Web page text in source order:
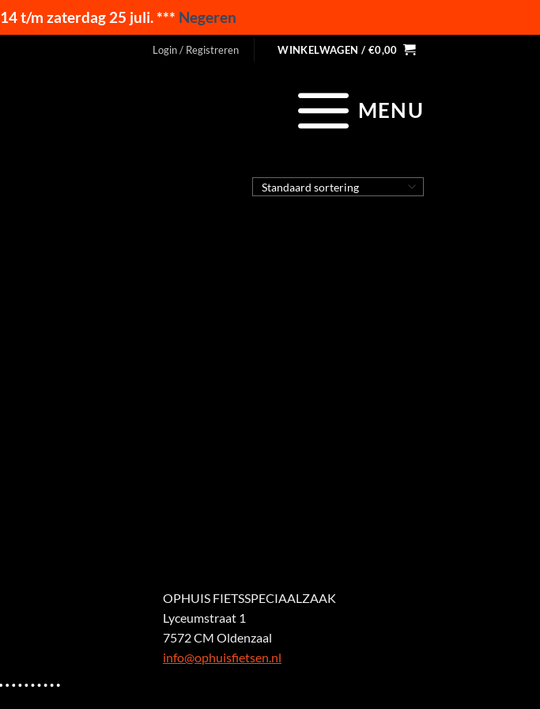
t/m zaterdag 25 juli. *** Negeren
Login / Registreren WINKELWAGEN / €0,00
MENU
OPHUIS FIETSSPECIAALZAAK
Lyceumstraat 1
7572 CM Oldenzaal
info@ophuisfietsen.nl